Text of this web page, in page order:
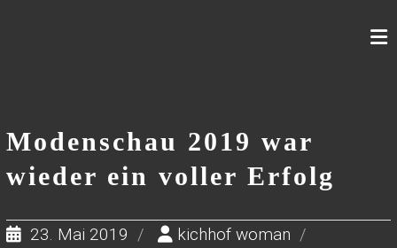
Modenschau 2019 war
wieder ein voller Erfolg
23. Mai 2019
kichhof woman